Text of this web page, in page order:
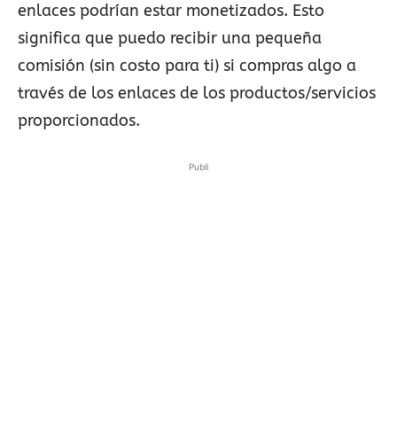
enlaces podrían estar monetizados. Esto
significa que puedo recibir una pequeña
comisión (sin costo para ti) si compras algo a
través de los enlaces de los productos/servicios
proporcionados.
Publi